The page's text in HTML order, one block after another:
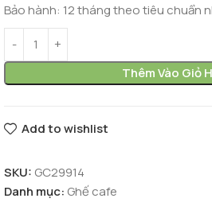
Bảo hành: 12 tháng theo tiêu chuẩn
Thêm Vào Giỏ
Add to wishlist
SKU: GC29914
Danh mục: Ghế cafe